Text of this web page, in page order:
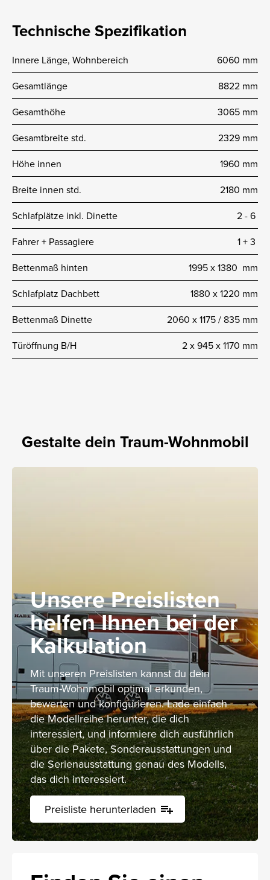
Technische Spezifikation
Innere Länge, Wohnbereich
6060 mm
Gesamtlänge
8822 mm
Gesamthöhe
3065 mm
Gesamtbreite std.
2329 mm
Höhe innen
1960 mm
Breite innen std.
2180 mm
Schlafplätze inkl. Dinette
2 -­ 6
Fahrer + Passagiere
1 + 3
Bettenmaß hinten
1995 x 1380 mm
Schlafplatz Dachbett
1880 x 1220 mm
Bettenmaß Dinette
2060 x 1175 / 835 mm
Türöffnung B/H
2 x 945 x 1170 mm
Gestalte dein Traum-Wohnmobil
Unsere Preislisten
helfen Ihnen bei der
Kalkulation
Mit unseren Preislisten kannst du dein
Traum-Wohnmobil optimal erkunden,
bewerten und konfigurieren. Lade einfach
die Modellreihe herunter, die dich
interessiert, und informiere dich ausführlich
über die Pakete, Sonderausstattungen und
die Serienausstattung genau des Modells,
das dich interessiert.
Preisliste herunterladen playlist_add